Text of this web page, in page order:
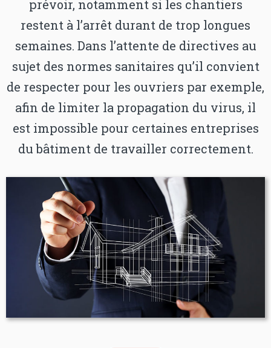
prévoir, notamment si les chantiers
restent à l’arrêt durant de trop longues
semaines. Dans l’attente de directives au
sujet des normes sanitaires qu’il convient
de respecter pour les ouvriers par exemple,
afin de limiter la propagation du virus, il
est impossible pour certaines entreprises
du bâtiment de travailler correctement.